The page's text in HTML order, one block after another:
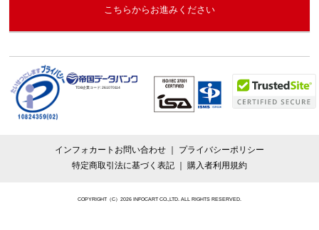
こちらからお進みください
TDB企業コード:261070114
インフォカートお問い合わせ
プライバシーポリシー
特定商取引法に基づく表記
購入者利用規約
COPYRIGHT（C）2026 INFOCART CO.,LTD. ALL RIGHTS RESERVED.